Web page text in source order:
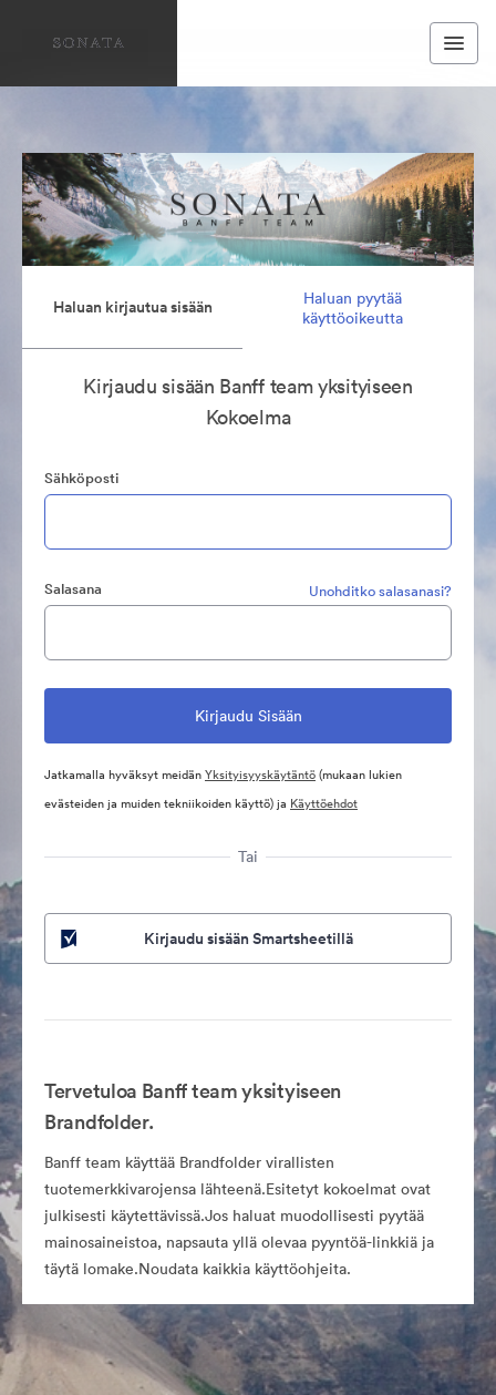
Haluan kirjautua sisään
Haluan pyytää
käyttöoikeutta
Kirjaudu sisään Banff team yksityiseen
Kokoelma
Sähköposti
Salasana Unohditko salasanasi?
Jatkamalla hyväksyt meidänYksityisyyskäytäntö(mukaan lukien
evästeiden ja muiden tekniikoiden käyttö) ja Käyttöehdot
Tai
Kirjaudu sisään Smartsheetillä
Tervetuloa Banff team yksityiseen
Brandfolder.
Banff team käyttää Brandfolder virallisten
tuotemerkkivarojensa lähteenä.Esitetyt kokoelmat ovat
julkisesti käytettävissä.Jos haluat muodollisesti pyytää
mainosaineistoa, napsauta yllä olevaa pyyntöä-linkkiä ja
täytä lomake.Noudata kaikkia käyttöohjeita.